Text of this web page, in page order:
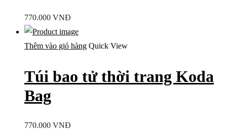
770.000 VNĐ
Thêm vào giỏ hàng Quick View
Túi bao tử thời trang Koda
Bag
770.000 VNĐ